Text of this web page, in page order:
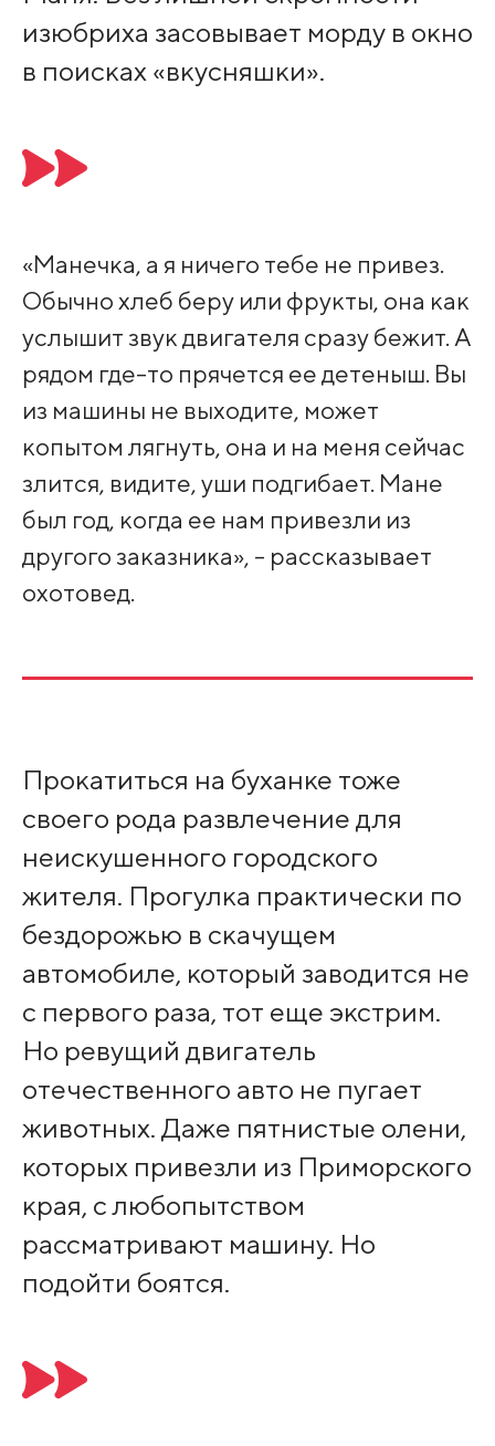
изюбриха засовывает морду в окно
в поисках «вкусняшки».
«Манечка, а я ничего тебе не привез.
Обычно хлеб беру или фрукты, она как
услышит звук двигателя сразу бежит. А
рядом где-то прячется ее детеныш. Вы
из машины не выходите, может
копытом лягнуть, она и на меня сейчас
злится, видите, уши подгибает. Мане
был год, когда ее нам привезли из
другого заказника», - рассказывает
охотовед.
Прокатиться на буханке тоже
своего рода развлечение для
неискушенного городского
жителя. Прогулка практически по
бездорожью в скачущем
автомобиле, который заводится не
с первого раза, тот еще экстрим.
Но ревущий двигатель
отечественного авто не пугает
животных. Даже пятнистые олени,
которых привезли из Приморского
края, с любопытством
рассматривают машину. Но
подойти боятся.